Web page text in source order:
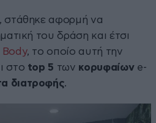
στάθηκε αφορμή να
του δράση και έτσι
, το οποίο αυτή την
στο top 5 των κορυφαίωνe-
διατροφής.